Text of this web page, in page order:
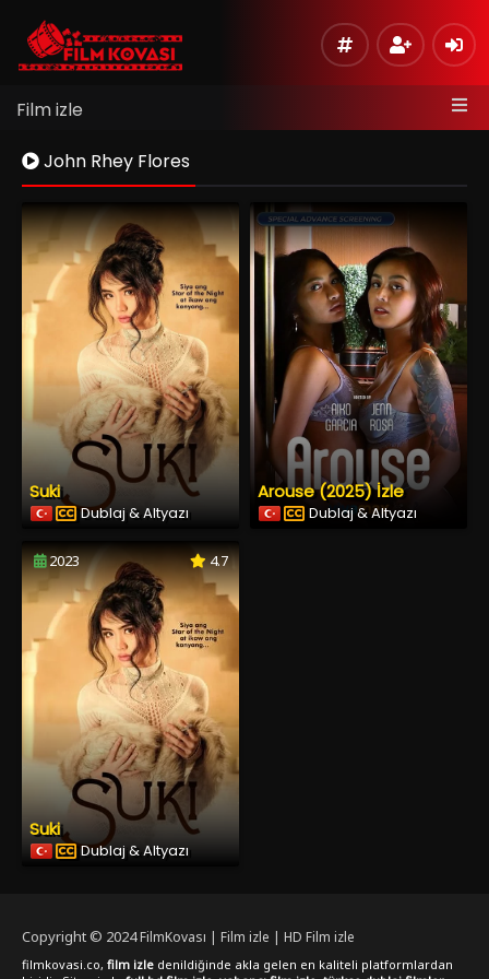
Film izle
John Rhey Flores
Suki
Dublaj & Altyazı
Arouse (2025) İzle
Dublaj & Altyazı
2023 4.7
Suki
Dublaj & Altyazı
Copyright © 2024FilmKovası | Film izle | HD Film izle
filmkovasi.co, film izle denildiğinde akla gelen en kaliteli platformlardan